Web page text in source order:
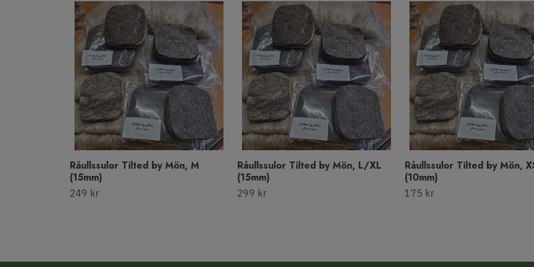
Råullssulor Tilted by Mön, M
(15mm)
249 kr
Råullssulor Tilted by Mön, L/XL
(15mm)
299 kr
Råullssulor Tilted by Mön,
(10mm)
175 kr